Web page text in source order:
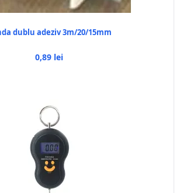
dublu adeziv 3m/20/15mm
0,89 lei